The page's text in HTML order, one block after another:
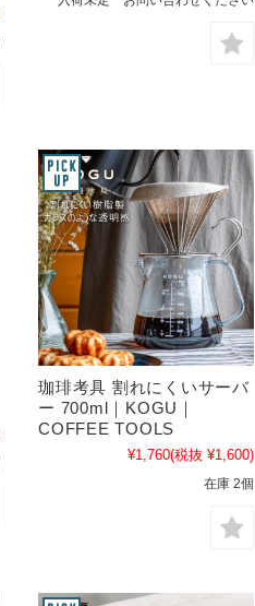
珈琲考具 割れにくいサーバ
ー 700ml｜KOGU｜
COFFEE TOOLS
¥1,760(税抜 ¥1,600)
在庫 2個